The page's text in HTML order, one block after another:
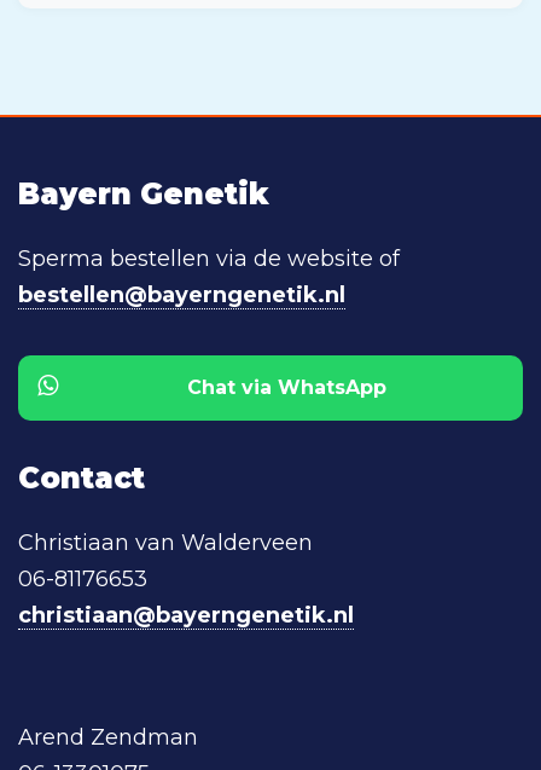
Bayern Genetik
Sperma bestellen via de website of
bestellen@bayerngenetik.nl
Chat via WhatsApp
Contact
Christiaan van Walderveen
06-81176653
christiaan@bayerngenetik.nl
Arend Zendman